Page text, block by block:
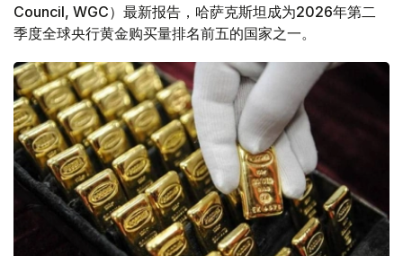
Council, WGC）最新报告，哈萨克斯坦成为2026年第二
季度全球央行黄金购买量排名前五的国家之一。